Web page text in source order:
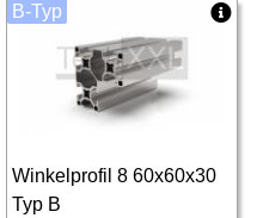
Winkelprofil 8 60x60x30
Typ B
B-Typ